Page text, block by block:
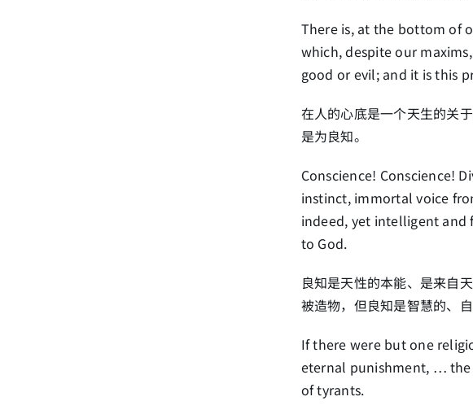
There is, at the bottom of
which, despite our
good or evil; and it is this
在人的心底是一个天生的关
是为良知。
Conscience! Conscience!
instinct, immortal voice
indeed, yet intelligent and
to God.
良知是天性的本能、是来自
被造物，但良知是智慧的、
If there were but one
eternal punishment, …
of tyrants.